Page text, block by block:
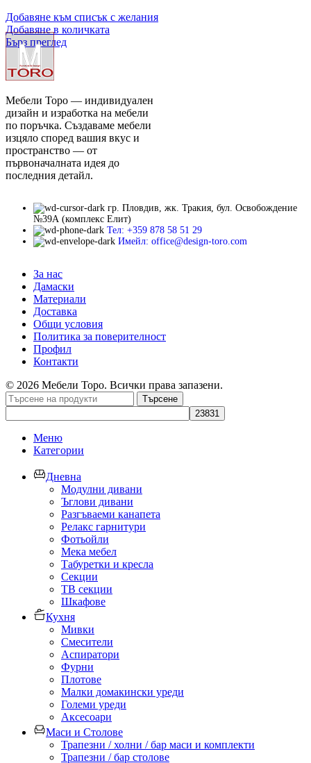
Добавяне към списък с желания
Добавяне в количката
Бърз преглед
Мебели Торо — индивидуален
дизайн и изработка на мебели
по поръчка. Създаваме мебели
изцяло според вашия вкус и
пространство — от
първоначалната идея до
последния детайл.
гр. Пловдив, жк. Тракия, бул. Освобождение
№39А (комплекс Елит)
Тел: +359 878 58 51 29
Имейл: office@design-toro.com
За нас
Дамаски
Материали
Доставка
Общи условия
Политика за поверителност
Профил
Контакти
© 2026 Мебели Торо. Всички права запазени.
Търсене
Меню
Категории
Дневна
Модулни дивани
Ъглови дивани
Разгъваеми канапета
Релакс гарнитури
Фотьойли
Мека мебел
Табуретки и кресла
Секции
ТВ секции
Шкафове
Кухня
Мивки
Смесители
Аспиратори
Фурни
Плотове
Малки домакински уреди
Големи уреди
Аксесоари
Маси и Столове
Трапезни / холни / бар маси и комплекти
Трапезни / бар столове